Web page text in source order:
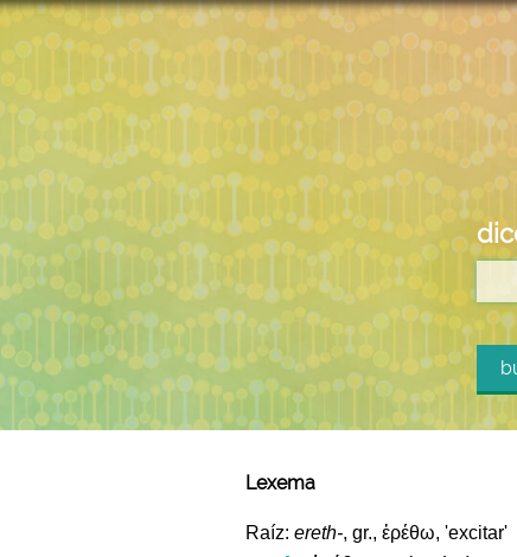
Lexema
Raíz: ereth-, gr., ἐρέθω, 'excitar'